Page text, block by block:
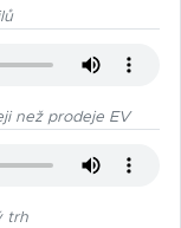
než prodeje EV
trh